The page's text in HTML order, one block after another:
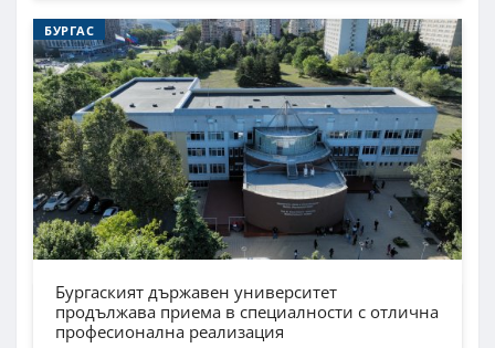
БУРГАС
Бургаският държавен университет
продължава приема в специалности с отлична
професионална реализация